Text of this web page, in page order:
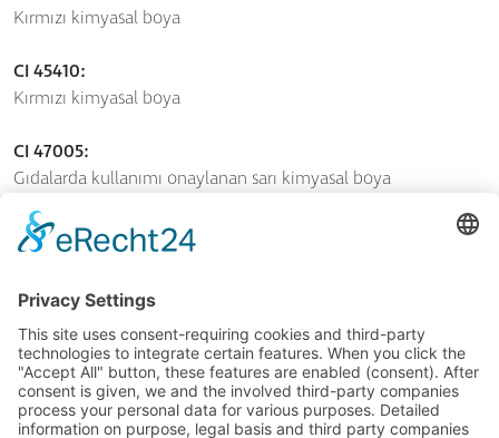
Kırmızı kimyasal boya
CI 45410:
Kırmızı kimyasal boya
CI 47005:
Gıdalarda kullanımı onaylanan sarı kimyasal boya
CI 77489:
Demir oksit, turuncu, mineral pigment
CI 77510:
Tarihte "Berlin Mavisi" veya "Prusya Mavisi" olarak
adlandırılan, mineral kökenli koyu mavi bir
renklendiricidir.